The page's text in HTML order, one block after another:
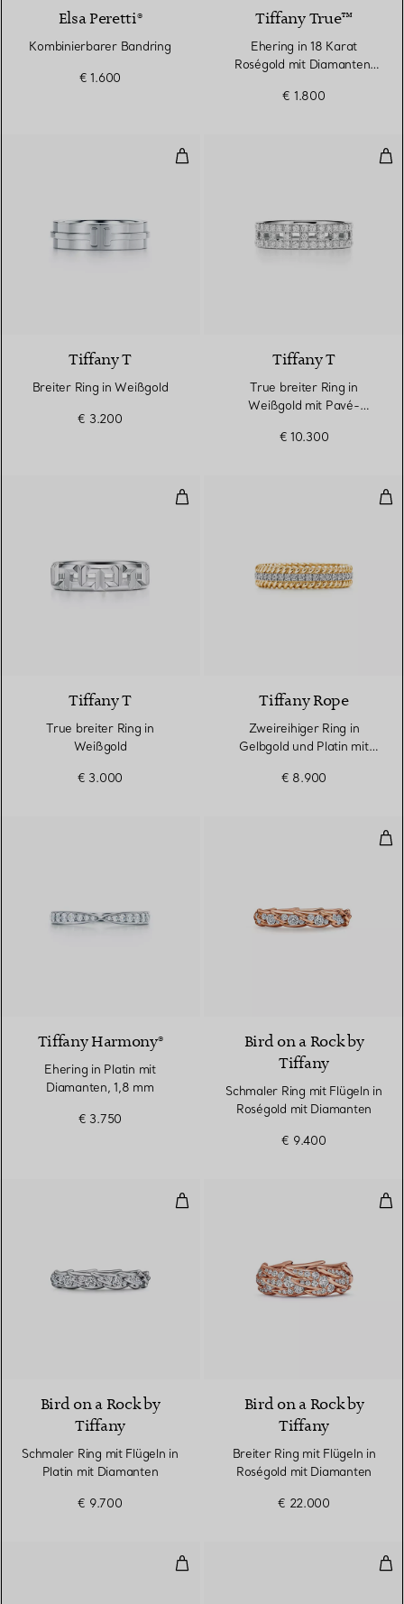
Elsa Peretti®
Kombinierbarer Bandring
€ 1.600
Tiffany True™
Ehering in 18 Karat
Roségold mit Diamanten,
€ 1.800
Breiter Ring in Weißgold
Tiffany T
Breiter Ring in Weißgold
€ 3.200
Tiffany T
True breiter Ring in
Weißgold mit Pavé-
€ 10.300
True breiter Ring in Weißgold
Tiffany T
True breiter Ring in
Weißgold
€ 3.000
Tiffany Rope
Zweireihiger Ring in
Gelbgold und Platin mit
€ 8.900
Tiffany Harmony®
Ehering in Platin mit
Diamanten, 1,8 mm
€ 3.750
Bird on a Rock by
Tiffany
Schmaler Ring mit Flügeln in
Roségold mit Diamanten
€ 9.400
Schmaler Ring mit Flügeln in
Bird on a Rock by
Tiffany
Schmaler Ring mit Flügeln in
Platin mit Diamanten
€ 9.700
Bird on a Rock by
Tiffany
Breiter Ring mit Flügeln in
Roségold mit Diamanten
€ 22.000
Kombinierbarer Ehering